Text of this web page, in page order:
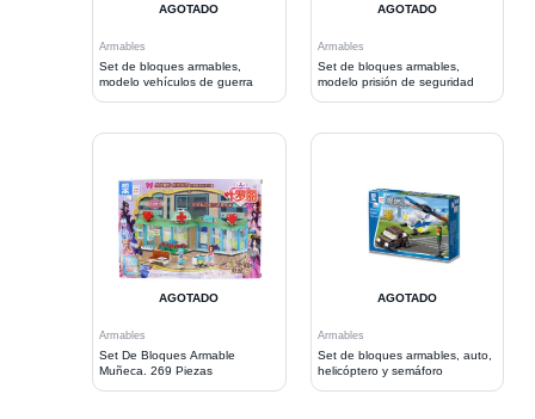
AGOTADO
Armables
Set de bloques armables,
modelo vehículos de guerra
AGOTADO
Armables
Set de bloques armables,
modelo prisión de seguridad
AGOTADO
Armables
Set De Bloques Armable
Muñeca. 269 Piezas
AGOTADO
Armables
Set de bloques armables, auto,
helicóptero y semáforo